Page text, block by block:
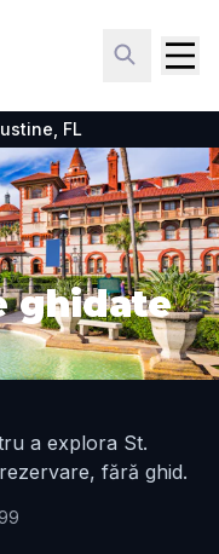
FL
ghidate
a explora St.
fără ghid.